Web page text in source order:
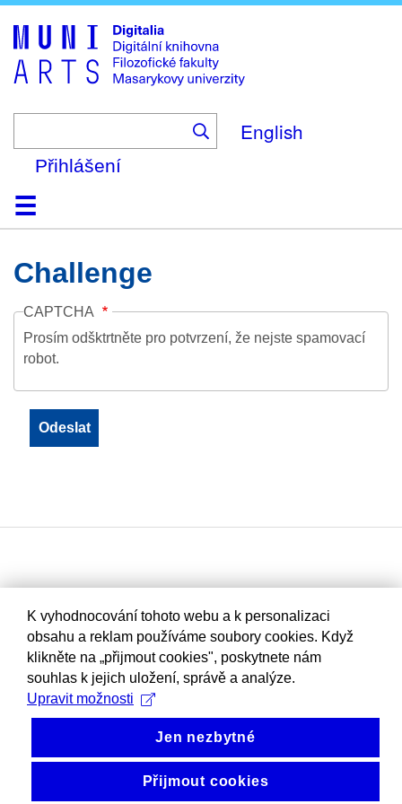
to
main
content
English
Přihlášení
DomůKolekce
Prohlížení
Vyhledávání
O platformě
Nápověda
KontaktDigitalia
Challenge
CAPTCHA
Prosím odšktrtněte pro potvrzení, že nejste spamovací
robot.
K vyhodnocování tohoto webu a k personalizaci
obsahu a reklam používáme soubory cookies. Když
klikněte na „přijmout cookies", poskytnete nám
souhlas k jejich uložení, správě a analýze.
Upravit možnosti
Jen nezbytné
Přijmout cookies